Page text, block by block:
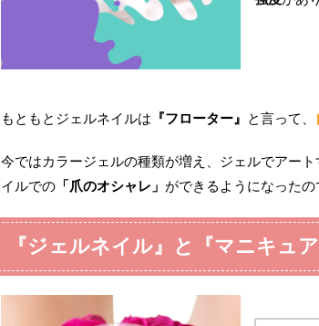
もともとジェルネイルは 『フローター』 と言って、
今ではカラージェルの種類が増え、ジェルでアー
イルでの 「爪のオシャレ」 ができるようになったの
『ジェルネイル』と『マニキュア